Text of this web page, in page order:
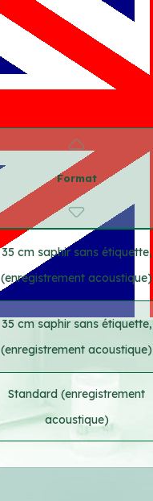
Format
35 cm saphir sans étiquette,
(enregistrement acoustique)
35 cm saphir sans étiquette,
(enregistrement acoustique)
Standard (enregistrement
acoustique)